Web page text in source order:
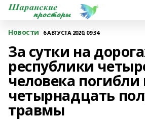
Новости 6 АВГУСТА 2020, 09:34
За сутки на
республики
человека погибли
четырнадцать
травмы